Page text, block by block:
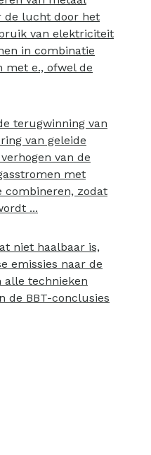
de lucht door het
van elektriciteit
in combinatie
met e., ofwel de
terugwinning van
van geleide
van de
met
combineren, zodat
...
niet haalbaar is,
emissies naar de
alle technieken
de BBT-conclusies